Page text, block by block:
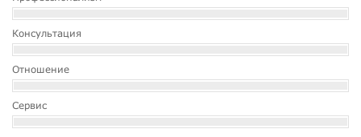
Консультация
Отношение
Сервис